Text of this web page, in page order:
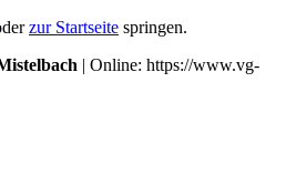
zur Startseite springen.
| Online: https://www.vg-